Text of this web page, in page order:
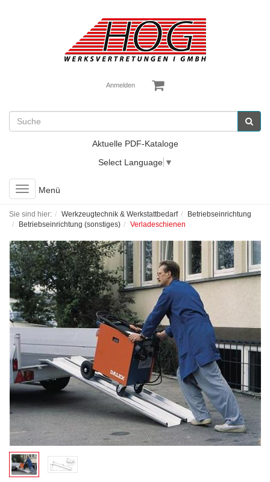
Anmelden
Aktuelle PDF-Kataloge
Select Language ▼
Toggle
navigation
Menü
Sie sind hier: Werkzeugtechnik & Werkstattbedarf
Betriebseinrichtung
Betriebseinrichtung (sonstiges)
Verladeschienen